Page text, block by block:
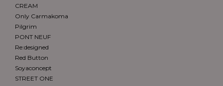
CREAM
Only Carmakoma
Pilgrim
PONT NEUF
Re:designed
Red Button
Soyaconcept
STREET ONE